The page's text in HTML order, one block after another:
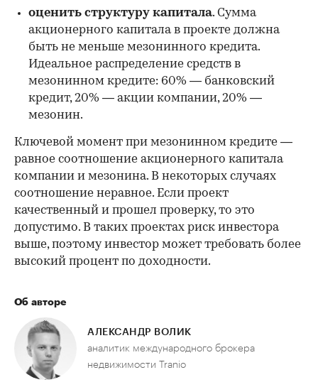
оценить структуру капитала. Сумма
акционерного капитала в проекте должна
быть не меньше мезонинного кредита.
Идеальное распределение средств в
мезонинном кредите: 60% — банковский
кредит, 20% — акции компании, 20% —
мезонин.
Ключевой момент при мезонинном кредите —
равное соотношение акционерного капитала
компании и мезонина. В некоторых случаях
соотношение неравное. Если проект
качественный и прошел проверку, то это
допустимо. В таких проектах риск инвестора
выше, поэтому инвестор может требовать более
высокий процент по доходности.
Об авторе
АЛЕКСАНДР ВОЛИК
аналитик международного брокера
недвижимости Tranio